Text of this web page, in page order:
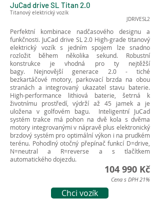
JuCad drive SL Titan 2.0
Titanový elektrický vozík
JDRIVESL2
Perfektní kombinace nadčasového designu a
funkčnosti. JuCad drive SL 2.0 High-grade titanový
elektrický vozík s jedním spojem lze snadno
rozložit během několika sekund. Robustní
konstrukce je vhodná pro ty nejtěžší
bagy. Nejnovější generace 2.0 - tiché
bezkartáčové motory, parkovací brzda na obou
stranách a integrovaný ukazatel stavu baterie.
High-performance lithiová baterie, šetrná k
životnímu prostředí, výdrží až 45 jamek a je
uložena v golfovém bagu. Inteligentní JuCad
systém trakce má pohon na dvě kola s dvěma
motory integrovanými v nápravě plus elektronický
brzdový systém pro optimální výkon i na prudkém
terénu. Pohodlný otočný přepínač funkcí D=drive,
N=neutral a R=reverse a s tlačítkem
automatického dojezdu.
104 990 Kč
Cena s DPH 21%
Chci vozík